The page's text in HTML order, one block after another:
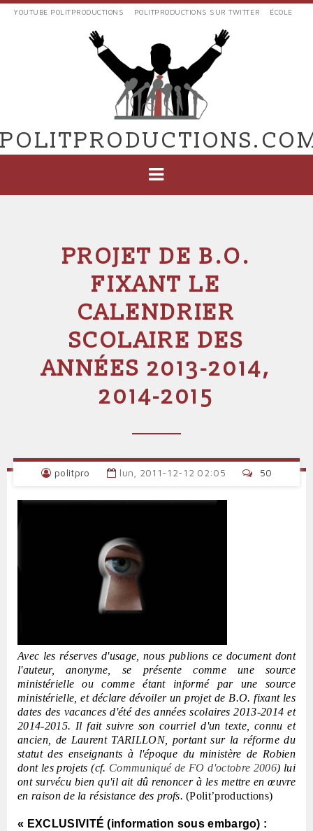
Aller
EXTERNES
POLIT'PRODUCTIONS
YOUTUBE POLITPRODUCTIONS POLITPRODUCTIONS SUR TWITTER ÉCOLE
PROJET DE B.O.
FIXANT LE
CALENDRIER
SCOLAIRE DES
ANNÉES 2013-2014,
2014-2015
politpro lun, 2011-12-12 02:05 50
Avec les réserves d'usage, nous publions ce document dont
l'auteur, anonyme, se présente comme une source
ministérielle ou comme étant informé par une source
ministérielle, et déclare dévoiler un projet de B.O. fixant les
dates des vacances d'été des années scolaires 2013-2014 et
2014-2015. Il fait suivre son courriel d'un texte, connu et
ancien, de Laurent TARILLON, portant sur la réforme du
statut des enseignants à l'époque du ministère de Robien
dont les projets (cf. Communiqué de FO d'octobre 2006) lui
ont survécu bien qu'il ait dû renoncer à les mettre en œuvre
en raison de la résistance des profs.(Polit’productions)
« EXCLUSIVITÉ (information sous embargo) :